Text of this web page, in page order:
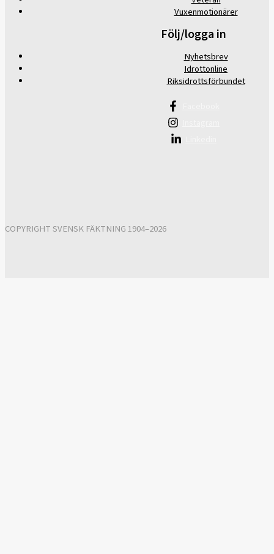
Vuxenmotionärer
Följ/logga in
Nyhetsbrev
Idrottonline
Riksidrottsförbundet
COPYRIGHT SVENSK FÄKTNING 1904–2026